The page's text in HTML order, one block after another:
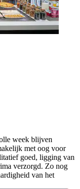
week blijven
met oog voor
goed, ligging van
verzorgd. Zo nog
van het